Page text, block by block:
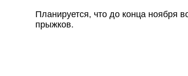
Планируется, что до конца ноября
прыжков.